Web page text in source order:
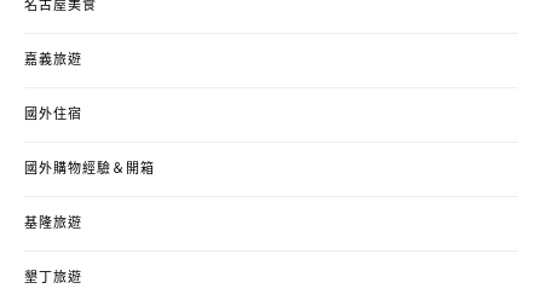
名古屋美食
嘉義旅遊
國外住宿
國外購物經驗＆開箱
基隆旅遊
墾丁旅遊